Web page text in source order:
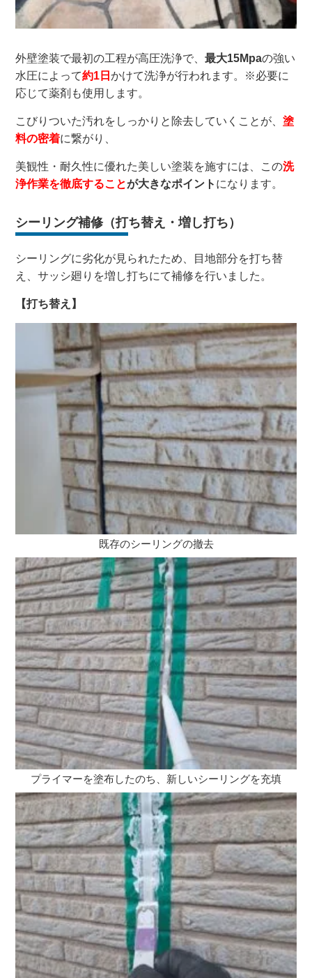
外壁塗装で最初の工程が高圧洗浄で、最大15Mpaの強い
水圧によって約1日かけて洗浄が行われます。※必要に
応じて薬剤も使用します。
こびりついた汚れをしっかりと除去していくことが、塗
料の密着に繋がり、
美観性・耐久性に優れた美しい塗装を施すには、この洗
浄作業を徹底することが大きなポイント になります。
シーリング補修（打ち替え・増し打ち）
シーリングに劣化が見られたため、目地部分を打ち替
え、サッシ廻りを増し打ちにて補修を行いました。
【打ち替え】
既存のシーリングの撤去
プライマーを塗布したのち、新しいシーリングを充填